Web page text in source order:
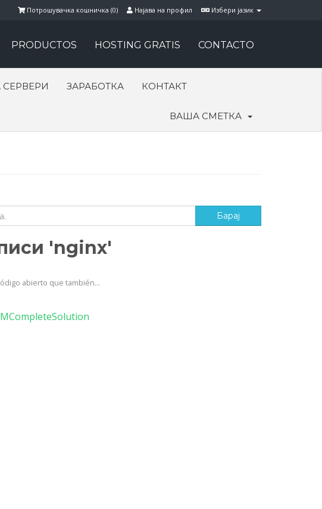
Избери јазик
Најава на профил
Потрошувачка кошничка (0)
PRODUCTOS HOSTING GRATIS CONTACTO
СЕРВЕРИ ЗАРАБОТКА КОНТАКТ
ВАША СМЕТКА
'nginx'
abierto que también...